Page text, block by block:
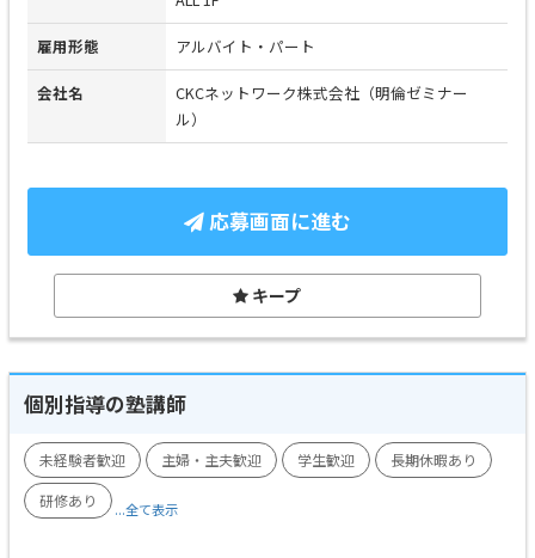
雇用形態 アルバイト・パート
会社名
CKCネットワーク株式会社（明倫ゼミナー
ル）
応募画面に進む
キープ
個別指導の塾講師
未経験者歓迎 主婦・主夫歓迎 学生歓迎
長期休暇あり
研修あり
...全て表示